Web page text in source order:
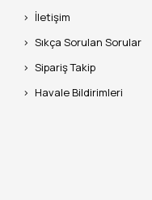
İletişim
Sıkça Sorulan Sorular
Sipariş Takip
Havale Bildirimleri